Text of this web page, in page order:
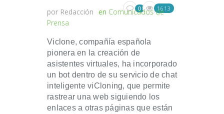
por Redacción en Comunicados de
Prensa
0 1613
Viclone, compañía española
pionera en la creación de
asistentes virtuales, ha incorporado
un bot dentro de su servicio de chat
inteligente viCloning, que permite
rastrear una web siguiendo los
enlaces a otras páginas que están